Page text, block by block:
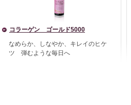
コラーゲン ゴールド5000
なめらか、しなやか、キレイのヒケ
ツ 弾むような毎日へ